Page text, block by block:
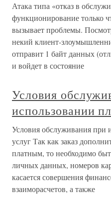
Атака типа «отказ в
функционирование только
вызывает проблемы.
некий клиент-
отправит 1 байт данных
и войдет в состояние
Условия
использовании
Условия обслуживания при
услуг Так как заказ
платным, то необходимо
личных данных, номеров
касается совершения
взаиморасчетов, а также